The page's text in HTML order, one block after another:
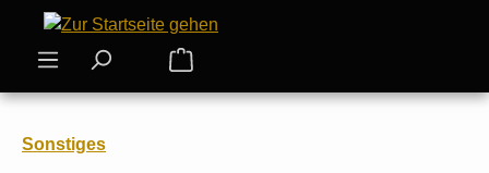
Zum Hauptinhalt springen
Warenkorb enthält 0 Positionen.
Sonstiges